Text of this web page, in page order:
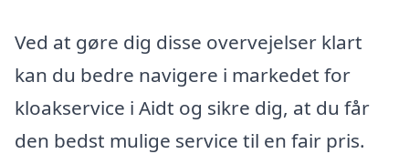
Ved at gøre dig disse overvejelser klart
kan du bedre navigere i markedet for
kloakservice i Aidt og sikre dig, at du får
den bedst mulige service til en fair pris.